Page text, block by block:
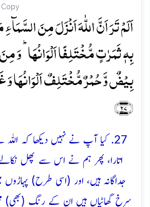
Copy
اَلَمۡ تَرَ اَنَّ اللّٰہَ اَنۡزَلَ مِنَ
بِہٖ ثَمَرٰتٍ مُّخۡتَلِفًا اَلۡوَانُہَا ؕ وَ
بِیۡضٌ وَّ حُمۡرٌ مُّخۡتَلِفٌ اَلۡوَانُہَا
﴿۲۷﴾
27. کیا آپ نے نہیں دیکھا کہ
اتارا، پھر ہم نے اس سے پھل
جداگانہ ہیں، اور (اسی طرح) پہاڑوں
سرخ گھاٹیاں ہیں ان کے رنگ (بھی)